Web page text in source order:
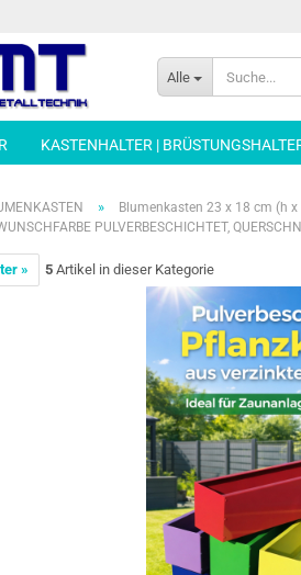
Alle
KASTENHALTER |
» Blumenkasten 23 x 18 cm (h x
PULVERBESCHICHTET,
» 5 Artikel in dieser Kategorie